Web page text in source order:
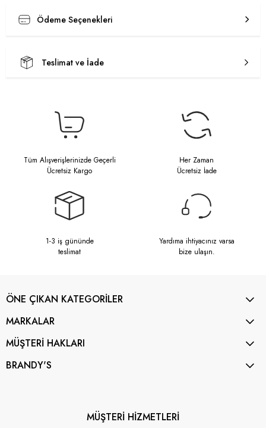
Ödeme Seçenekleri
Teslimat ve İade
Tüm Alışverişlerinizde Geçerli
Ücretsiz Kargo
Her Zaman
Ücretsiz İade
1-3 iş gününde
teslimat
Yardıma ihtiyacınız varsa
bize ulaşın.
ÖNE ÇIKAN KATEGORİLER
MARKALAR
MÜŞTERİ HAKLARI
BRANDY'S
MÜŞTERİ HİZMETLERİ